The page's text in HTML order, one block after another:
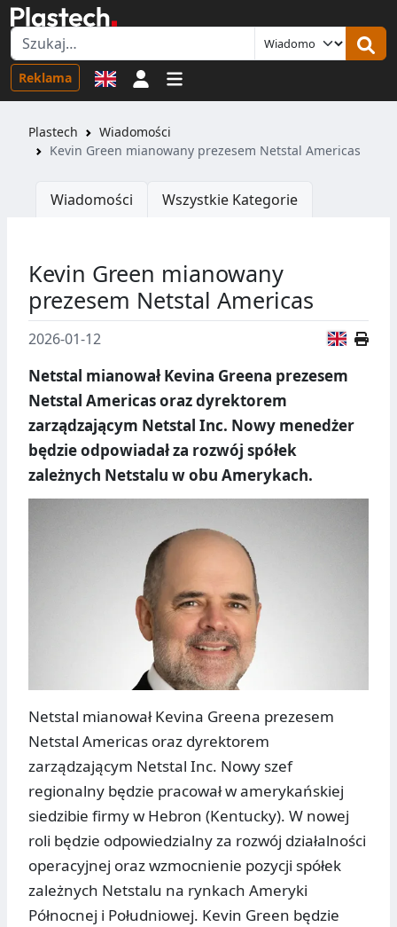
Reklama Logowanie
Plastech
Wiadomości
Kevin Green mianowany prezesem Netstal Americas
Wiadomości Wszystkie Kategorie
Kevin Green mianowany
prezesem Netstal Americas
2026-01-12
Netstal mianował Kevina Greena prezesem
Netstal Americas oraz dyrektorem
zarządzającym Netstal Inc. Nowy menedżer
będzie odpowiadał za rozwój spółek
zależnych Netstalu w obu Amerykach.
Netstal mianował Kevina Greena prezesem
Netstal Americas oraz dyrektorem
zarządzającym Netstal Inc. Nowy szef
regionalny będzie pracował w amerykańskiej
siedzibie firmy w Hebron (Kentucky). W nowej
roli będzie odpowiedzialny za rozwój działalności
operacyjnej oraz wzmocnienie pozycji spółek
zależnych Netstalu na rynkach Ameryki
Północnej i Południowej. Kevin Green będzie